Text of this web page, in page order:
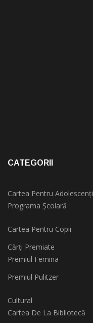
CATEGORII
Cartea Pentru Adolescenți
Programa Școlară
Cartea Pentru Copii
Cărți Premiate
Premiul Femina
Premiul Pulitzer
Cultural
Cartea De La Bibliotecă